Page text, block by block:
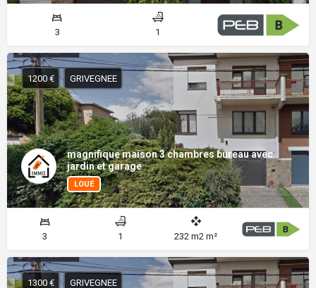
3 1
magnifique maison 3 chambres bureau avec
jardin et garage
LOUÉ
1200 € GRIVEGNEE
3 1 232 m2 m²
1300 € GRIVEGNEE